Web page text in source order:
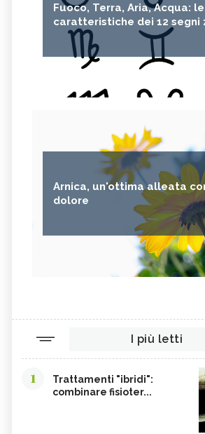
Fuoco, Terra, Aria, Acqua: le
caratteristiche dei 12 segni
Arnica, un'ottima alleata
dolore
I più letti
1
Trattamenti "ibridi":
combinare fisioter...